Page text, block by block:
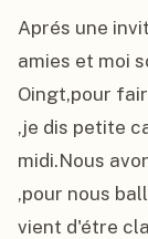
Aprés une
amies et moi
Oingt,pour
,je dis petite
midi.Nous
,pour nous
vient d'étre